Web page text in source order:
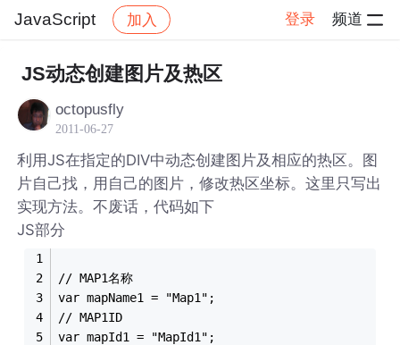
JavaScript 加入 登录 频道
社区 JavaScript 帖子详情
JS动态创建图片及热区
octopusfly
2011-06-27
利用JS在指定的DIV中动态创建图片及相应的热区。图
片自己找，用自己的图片，修改热区坐标。这里只写出
实现方法。不废话，代码如下
JS部分
// MAP1名称
var mapName1 = "Map1";
// MAP1ID
var mapId1 = "MapId1";